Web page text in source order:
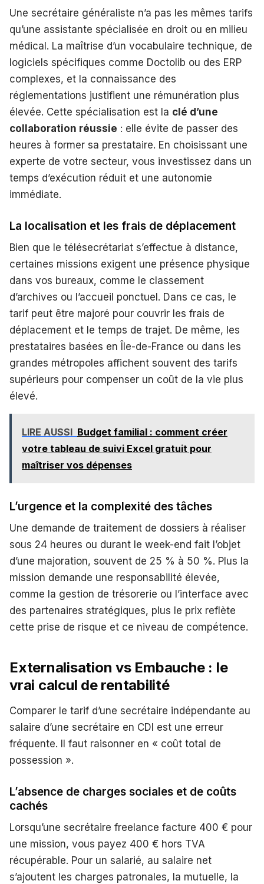
Une secrétaire généraliste n’a pas les mêmes tarifs
qu’une assistante spécialisée en droit ou en milieu
médical. La maîtrise d’un vocabulaire technique, de
logiciels spécifiques comme Doctolib ou des ERP
complexes, et la connaissance des
réglementations justifient une rémunération plus
élevée. Cette spécialisation est la clé d’une
collaboration réussie : elle évite de passer des
heures à former sa prestataire. En choisissant une
experte de votre secteur, vous investissez dans un
temps d’exécution réduit et une autonomie
immédiate.
La localisation et les frais de déplacement
Bien que le télésecrétariat s’effectue à distance,
certaines missions exigent une présence physique
dans vos bureaux, comme le classement
d’archives ou l’accueil ponctuel. Dans ce cas, le
tarif peut être majoré pour couvrir les frais de
déplacement et le temps de trajet. De même, les
prestataires basées en Île-de-France ou dans les
grandes métropoles affichent souvent des tarifs
supérieurs pour compenser un coût de la vie plus
élevé.
LIRE AUSSI Budget familial : comment créer
votre tableau de suivi Excel gratuit pour
maîtriser vos dépenses
L’urgence et la complexité des tâches
Une demande de traitement de dossiers à réaliser
sous 24 heures ou durant le week-end fait l’objet
d’une majoration, souvent de 25 % à 50 %. Plus la
mission demande une responsabilité élevée,
comme la gestion de trésorerie ou l’interface avec
des partenaires stratégiques, plus le prix reflète
cette prise de risque et ce niveau de compétence.
Externalisation vs Embauche : le
vrai calcul de rentabilité
Comparer le tarif d’une secrétaire indépendante au
salaire d’une secrétaire en CDI est une erreur
fréquente. Il faut raisonner en « coût total de
possession ».
L’absence de charges sociales et de coûts
cachés
Lorsqu’une secrétaire freelance facture 400 € pour
une mission, vous payez 400 € hors TVA
récupérable. Pour un salarié, au salaire net
s’ajoutent les charges patronales, la mutuelle, la